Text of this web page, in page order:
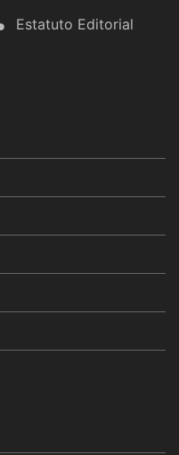
Estatuto Editorial